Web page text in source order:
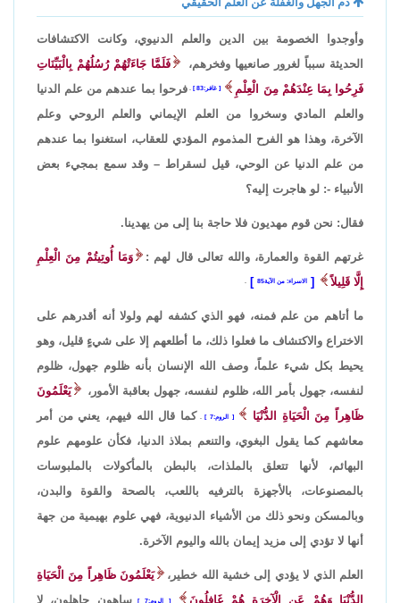
وأوجدوا الخصومة بين الدين والعلم الدنيوي، وكانت الاكتشافات
الحديثة سبباً لغرور صانعيها وفخرهم،
فَلَمَّا جَاءَتْهُمْ رُسُلُهُمْ بِالْبَيِّنَاتِ
فَرِحُوا بِمَا عِنْدَهُمْ مِنَ الْعِلْمِ
غافر:83 .فرحوا بما عندهم من علم الدنيا
والعلم المادي وسخروا من العلم الإيماني والعلم الروحي وعلم
الآخرة، وهذا هو الفرح المذموم المؤدي للعقاب، استغنوا بما عندهم
من علم الدنيا عن الوحي، قيل لسقراط – وقد سمع بمجيء بعض
الأنبياء -: لو هاجرت إليه؟
فقال: نحن قوم مهديون فلا حاجة بنا إلى من يهدينا.
غرتهم القوة والعمارة، والله تعالى قال لهم :
وَمَا أُوتِيتُمْ مِنَ الْعِلْمِ
إِلَّا قَلِيلاً
الاسراء: من الآية85 .
ما أتاهم من علم فمنه، فهو الذي كشفه لهم ولولا أنه أقدرهم على
الاختراع والاكتشاف ما فعلوا ذلك، ما أطلعهم إلا على شيءٍ قليل، وهو
يحيط بكل شيء علماً، وصف الله الإنسان بأنه ظلوم جهول، ظلوم
لنفسه، جهول بأمر الله، ظلوم لنفسه، جهول بعاقبة الأمور،
يَعْلَمُونَ
ظَاهِراً مِنَ الْحَيَاةِ الدُّنْيَا
الروم:7
كما قال الله فيهم، يعني من أمر
معاشهم كما يقول البغوي، والتنعم بملاذ الدنيا، فكأن علومهم علوم
البهائم، لأنها تتعلق بالملذات، بالبطن بالمأكولات بالملبوسات
بالمصنوعات، بالأجهزة بالترفيه باللعب، بالصحة والقوة والبدن،
وبالمسكن ونحو ذلك من الأشياء الدنيوية، فهي علوم بهيمية من جهة
أنها لا تؤدي إلى مزيد إيمان بالله واليوم الآخرة.
العلم الذي لا يؤدي إلى خشية الله خطير،
يَعْلَمُونَ ظَاهِراً مِنَ الْحَيَاةِ
الدُّنْيَا وَهُمْ عَنِ الْآخِرَةِ هُمْ غَافِلُونَ
الروم:7 ساهون جاهلون، لا